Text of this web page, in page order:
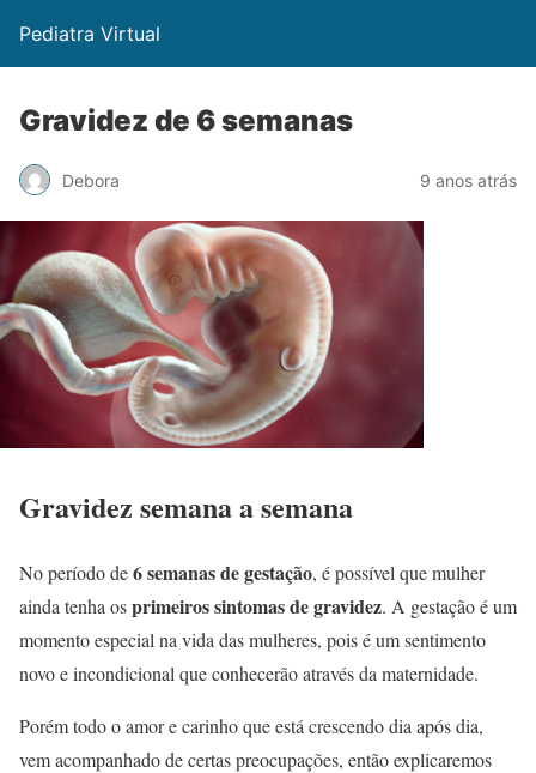
Pediatra Virtual
Gravidez de 6 semanas
Debora 9 anos atrás
Gravidez semana a semana
No período de6 semanas de gestação, é possível que mulher
ainda tenha osprimeiros sintomas de gravidez. A gestação é um
momento especial na vida das mulheres, pois é um sentimento
novo e incondicional que conhecerão através da maternidade.
Porém todo o amor e carinho que está crescendo dia após dia,
vem acompanhado de certas preocupações, então explicaremos